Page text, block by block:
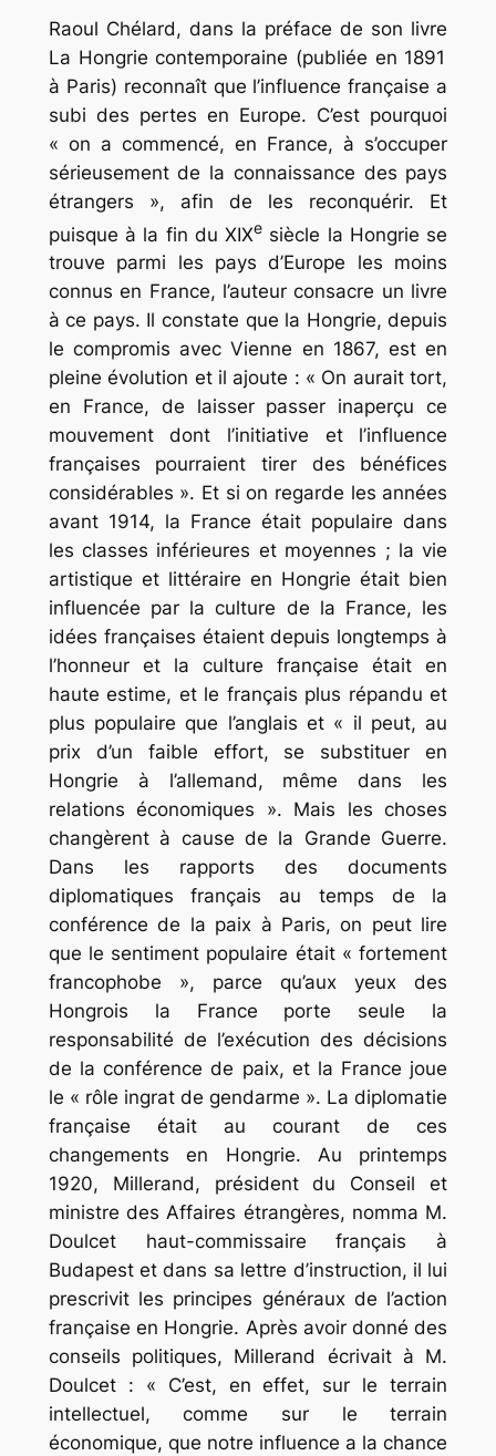
Raoul Chélard, dans la préface de son livre
La Hongrie contemporaine (publiée en 1891
à Paris) reconnaît que l’influence française a
subi des pertes en Europe. C’est pourquoi
« on a commencé, en France, à s’occuper
sérieusement de la connaissance des pays
étrangers », afin de les reconquérir. Et
puisque à la fin du XIXe siècle la Hongrie se
trouve parmi les pays d’Europe les moins
connus en France, l’auteur consacre un livre
à ce pays. Il constate que la Hongrie, depuis
le compromis avec Vienne en 1867, est en
pleine évolution et il ajoute : « On aurait tort,
en France, de laisser passer inaperçu ce
mouvement dont l’initiative et l’influence
françaises pourraient tirer des bénéfices
considérables ». Et si on regarde les années
avant 1914, la France était populaire dans
les classes inférieures et moyennes ; la vie
artistique et littéraire en Hongrie était bien
influencée par la culture de la France, les
idées françaises étaient depuis longtemps à
l’honneur et la culture française était en
haute estime, et le français plus répandu et
plus populaire que l’anglais et « il peut, au
prix d’un faible effort, se substituer en
Hongrie à l’allemand, même dans les
relations économiques ». Mais les choses
changèrent à cause de la Grande Guerre.
Dans les rapports des documents
diplomatiques français au temps de la
conférence de la paix à Paris, on peut lire
que le sentiment populaire était « fortement
francophobe », parce qu’aux yeux des
Hongrois la France porte seule la
responsabilité de l’exécution des décisions
de la conférence de paix, et la France joue
le « rôle ingrat de gendarme ». La diplomatie
française était au courant de ces
changements en Hongrie. Au printemps
1920, Millerand, président du Conseil et
ministre des Affaires étrangères, nomma M.
Doulcet haut-commissaire français à
Budapest et dans sa lettre d’instruction, il lui
prescrivit les principes généraux de l’action
française en Hongrie. Après avoir donné des
conseils politiques, Millerand écrivait à M.
Doulcet : « C’est, en effet, sur le terrain
intellectuel, comme sur le terrain
économique, que notre influence a la chance